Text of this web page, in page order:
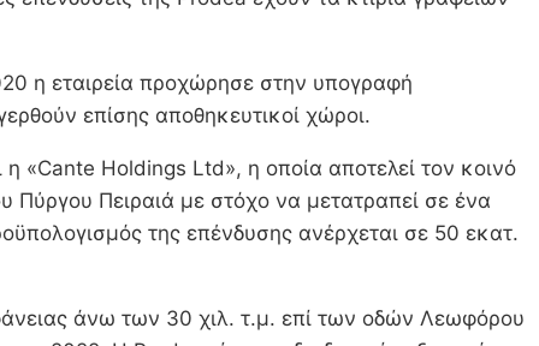
η εταιρεία προχώρησε στην υπογραφή
επίσης αποθηκευτικοί χώροι.
η «Cante Holdings Ltd», η οποία αποτελεί τον κοινό
Πειραιά με στόχο να μετατραπεί σε ένα
της επένδυσης ανέρχεται σε 50 εκατ.
άνω των 30 χιλ. τ.μ. επί των οδών Λεωφόρου